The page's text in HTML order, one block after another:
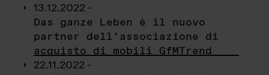
13.12.2022 -
Das ganze Leben è il nuovo
partner dell’associazione di
acquisto di mobili GfMTrend
22.11.2022 -